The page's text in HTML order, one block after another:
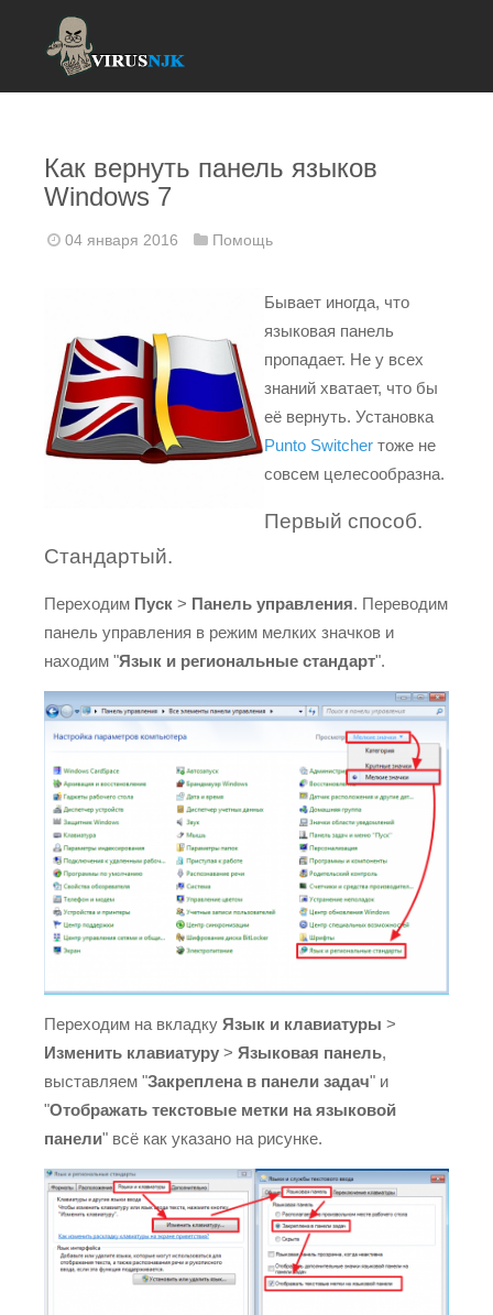
Как вернуть панель языков
Windows 7
04 января 2016 Помощь
Бывает иногда, что
языковая панель
пропадает. Не у всех
знаний хватает, что бы
её вернуть. Установка
Punto Switcher тоже не
совсем целесообразна.
Первый способ.
Стандартый.
Переходим Пуск > Панель управления. Переводим
панель управления в режим мелких значков и
находим "Язык и региональные стандарт".
Переходим на вкладку Язык и клавиатуры >
Изменить клавиатуру > Языковая панель,
выставляем "Закреплена в панели задач" и
"Отображать текстовые метки на языковой
панели" всё как указано на рисунке.